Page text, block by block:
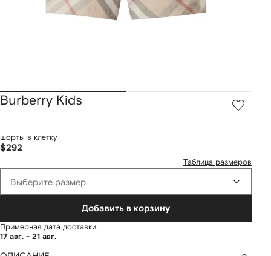
Burberry Kids
шорты в клетку
$292
Таблица размеров
Выберите размер
Добавить в корзину
Примерная дата доставки:
17 авг. - 21 авг.